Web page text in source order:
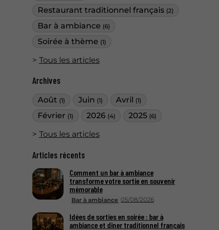
Restaurant traditionnel français (2)
Bar à ambiance (6)
Soirée à thème (1)
Tous les articles
Archives
Août (1) Juin (1) Avril (1)
Février (1) 2026 (4) 2025 (6)
Tous les articles
Articles récents
Bar à ambiance 05/08/2026
Comment un bar à ambiance
transforme votre sortie en souvenir
mémorable
Idées de sorties en soirée : bar à
ambiance et dîner traditionnel français